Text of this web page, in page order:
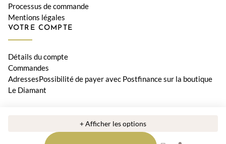
+ Afficher les options
Processus de commande
Mentions légales
VOTRE COMPTE
Détails du compte
Commandes
AdressesPossibilité de payer avec Postfinance sur la boutique
Le Diamant